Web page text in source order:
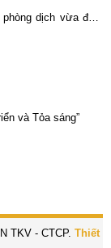
dịch vừa đảm
và Tỏa sáng”
TKV - CTCP. Thiết